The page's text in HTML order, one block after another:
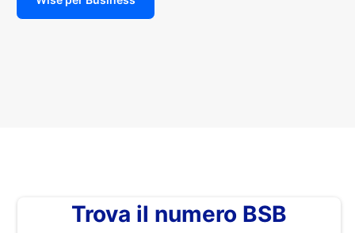
Trova il numero BSB